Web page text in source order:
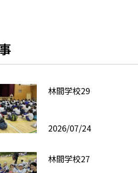
林間学校29
2026/07/24
林間学校27